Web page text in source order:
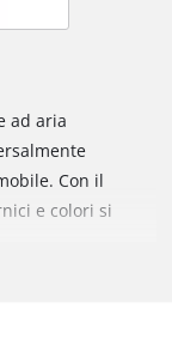
ad aria
Con il
e colori si
oppure